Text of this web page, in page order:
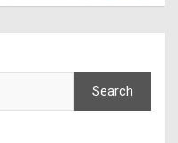
Search